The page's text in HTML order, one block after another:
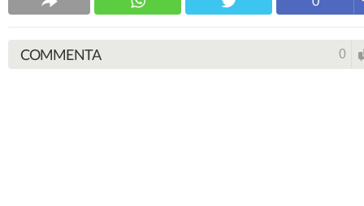
COMMENTA 0